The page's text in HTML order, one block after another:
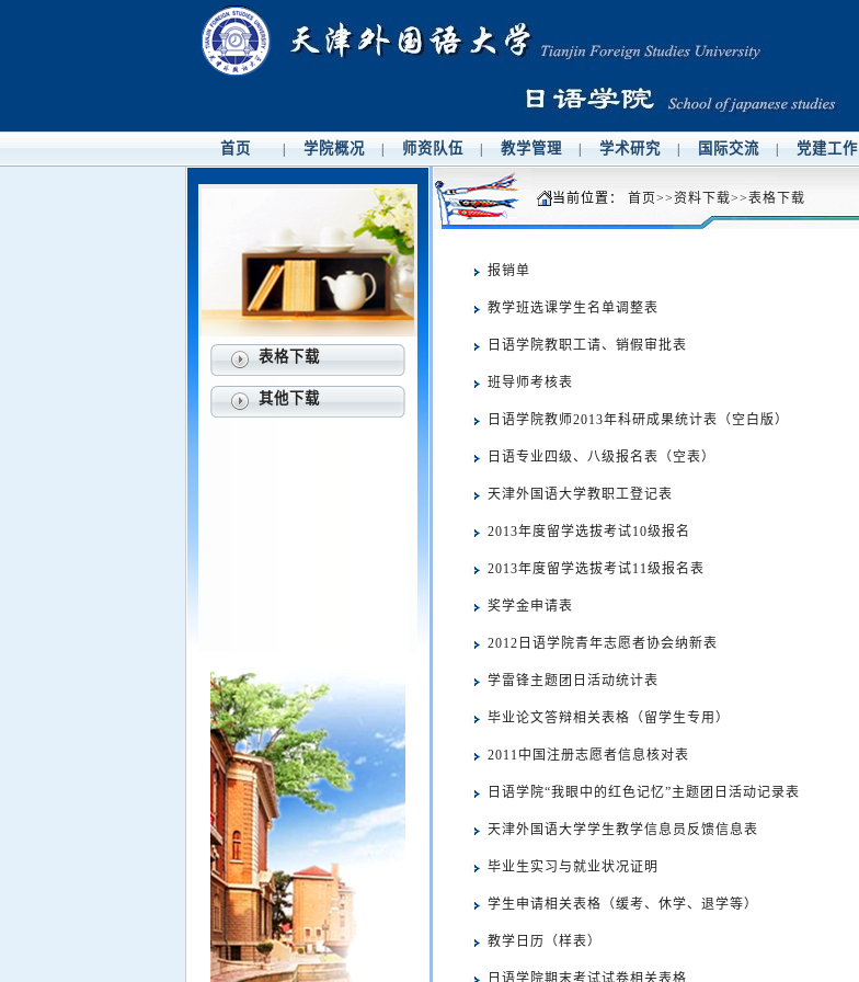
首页 学院概况 师资队伍 教学管理 学术研究 国际交流 党建工作
表格下载
其他下载
当前位置： 首页>>资料下载>>表格下载
报销单
教学班选课学生名单调整表
日语学院教职工请、销假审批表
班导师考核表
日语学院教师2013年科研成果统计表（空白版）
日语专业四级、八级报名表（空表）
天津外国语大学教职工登记表
2013年度留学选拔考试10级报名
2013年度留学选拔考试11级报名表
奖学金申请表
2012日语学院青年志愿者协会纳新表
学雷锋主题团日活动统计表
毕业论文答辩相关表格（留学生专用）
2011中国注册志愿者信息核对表
日语学院“我眼中的红色记忆”主题团日活动记录表
天津外国语大学学生教学信息员反馈信息表
毕业生实习与就业状况证明
学生申请相关表格（缓考、休学、退学等）
教学日历（样表）
日语学院期末考试试卷相关表格